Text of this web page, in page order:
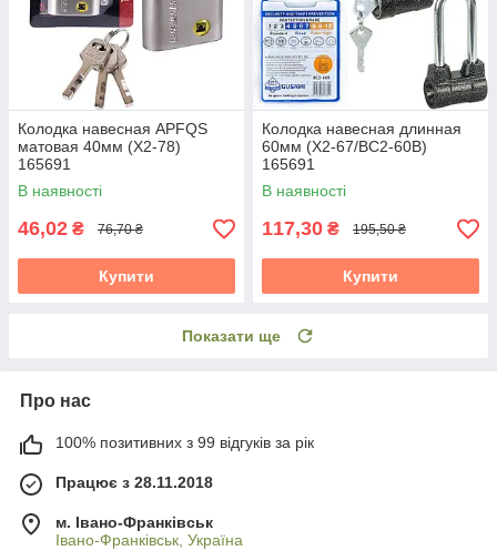
Колодка навесная APFQS
матовая 40мм (X2-78)
165691
В наявності
46,02 ₴ 76,70 ₴
Купити
Колодка навесная длинная
60мм (X2-67/BC2-60B)
165691
В наявності
117,30 ₴ 195,50 ₴
Купити
Показати ще
Про нас
100% позитивних з 99 відгуків за рік
Працює з 28.11.2018
м. Івано-Франківськ
Івано-Франківськ, Україна